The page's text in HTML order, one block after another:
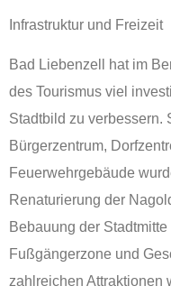
Infrastruktur und Freizeit
Bad Liebenzell hat im
des Tourismus viel
Stadtbild zu verbessern.
Bürgerzentrum,
Feuerwehrgebäude
Renaturierung der
Bebauung der
Fußgängerzone und
zahlreichen Attraktionen